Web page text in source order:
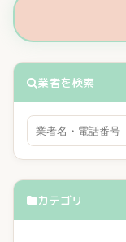
業者を検索
カテゴリ